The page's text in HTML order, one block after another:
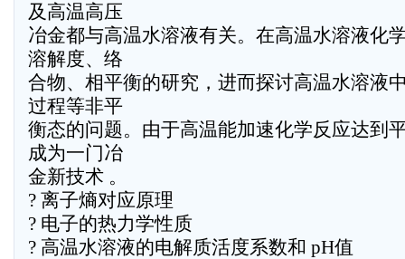
及高温高压
冶金都与高温水溶液有关。在高温水溶液化
溶解度、络
合物、相平衡的研究，进而探讨高温水溶液
过程等非平
衡态的问题。由于高温能加速化学反应达到
成为一门冶
金新技术 。
? 离子熵对应原理
? 电子的热力学性质
? 高温水溶液的电解质活度系数和 pH值